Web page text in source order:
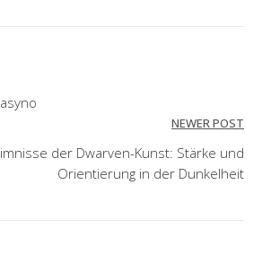
NEWER POST
der Dwarven-Kunst: Stärke und
Orientierung in der Dunkelheit